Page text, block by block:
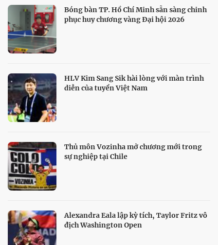
Bóng bàn TP. Hồ Chí Minh sẵn sàng chinh
phục huy chương vàng Đại hội 2026
HLV Kim Sang Sik hài lòng với màn trình
diễn của tuyển Việt Nam
Thủ môn Vozinha mở chương mới trong
sự nghiệp tại Chile
Alexandra Eala lập kỳ tích, Taylor Fritz vô
địch Washington Open